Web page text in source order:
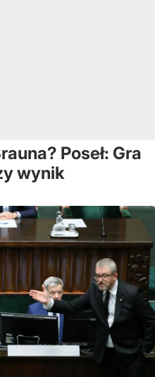
Poseł: Gra
wynik